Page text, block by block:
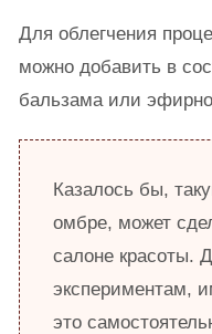
Для облегчения
можно добавить в
бальзама или
Казалось бы,
омбре, может
салоне красоты.
экспериментам,
это